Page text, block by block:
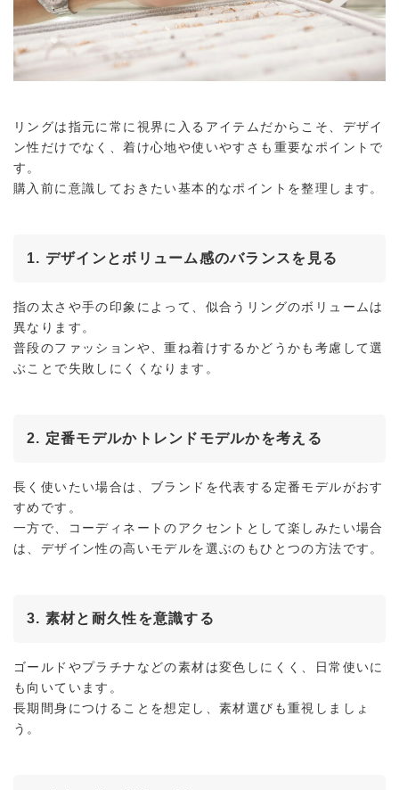
リングは指元に常に視界に入るアイテムだからこそ、デザイ
ン性だけでなく、着け心地や使いやすさも重要なポイントで
す。
購入前に意識しておきたい基本的なポイントを整理します。
1. デザインとボリューム感のバランスを見る
指の太さや手の印象によって、似合うリングのボリュームは
異なります。
普段のファッションや、重ね着けするかどうかも考慮して選
ぶことで失敗しにくくなります。
2. 定番モデルかトレンドモデルかを考える
長く使いたい場合は、ブランドを代表する定番モデルがおす
すめです。
一方で、コーディネートのアクセントとして楽しみたい場合
は、デザイン性の高いモデルを選ぶのもひとつの方法です。
3. 素材と耐久性を意識する
ゴールドやプラチナなどの素材は変色しにくく、日常使いに
も向いています。
長期間身につけることを想定し、素材選びも重視しましょ
う。